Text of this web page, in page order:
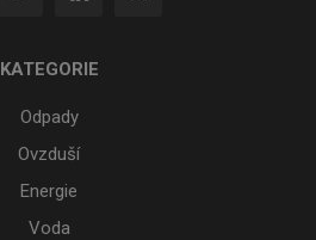
KATEGORIE
Odpady
Ovzduší
Energie
Voda